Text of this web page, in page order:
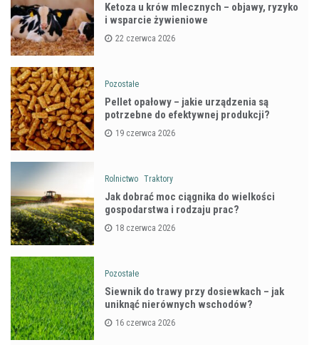
Ketoza u krów mlecznych – objawy, ryzyko
i wsparcie żywieniowe
22 czerwca 2026
Pozostałe
Pellet opałowy – jakie urządzenia są
potrzebne do efektywnej produkcji?
19 czerwca 2026
Rolnictwo Traktory
Jak dobrać moc ciągnika do wielkości
gospodarstwa i rodzaju prac?
18 czerwca 2026
Pozostałe
Siewnik do trawy przy dosiewkach – jak
uniknąć nierównych wschodów?
16 czerwca 2026